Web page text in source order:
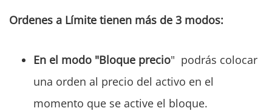
Ordenes a Límite tienen más de 3 modos:
En el modo "Bloque precio" podrás colocar
una orden al precio del activo en el
momento que se active el bloque.